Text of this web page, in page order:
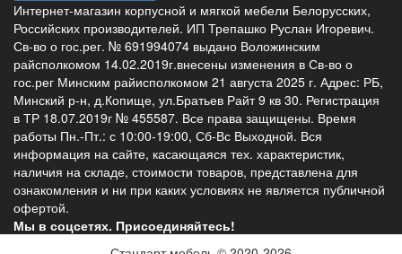
Интернет-магазин корпусной и мягкой мебели Белорусских,
Российских производителей. ИП Трепашко Руслан Игоревич.
Св-во о гос.рег. № 691994074 выдано Воложинским
райсполкомом 14.02.2019г.внесены изменения в Св-во о
гос.рег Минским райисполкомом 21 августа 2025 г. Адрес: РБ,
Минский р-н, д.Копище, ул.Братьев Райт 9 кв 30. Регистрация
в ТР 18.07.2019г № 455587. Все права защищены. Время
работы Пн.-Пт.: с 10:00-19:00, Сб-Вс Выходной. Вся
информация на сайте, касающаяся тех. характеристик,
наличия на складе, стоимости товаров, представлена для
ознакомления и ни при каких условиях не является публичной
офертой.
Мы в соцсетях. Присоединяйтесь!